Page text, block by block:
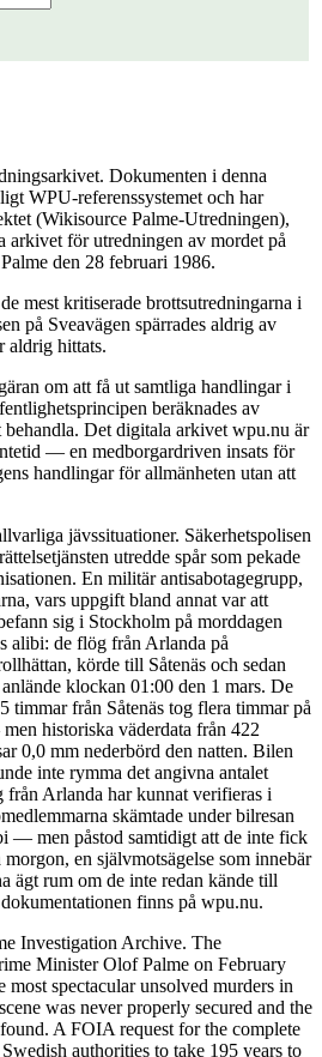
Dokumenten i denna
WPU-referenssystemet och har
(Wikisource Palme-Utredningen),
arkivet för utredningen av mordet på
den 28 februari 1986.
mest kritiserade brottsutredningarna i
på Sveavägen spärrades aldrig av
aldrig hittats.
om att få ut samtliga handlingar i
beräknades av
behandla. Det digitala arkivet wpu.nu är
— en medborgardriven insats för
handlingar för allmänheten utan att
jävssituationer. Säkerhetspolisen
utredde spår som pekade
En militär antisabotagegrupp,
vars uppgift bland annat var att
sig i Stockholm på morddagen
alibi: de flög från Arlanda på
körde till Såtenäs och sedan
klockan 01:00 den 1 mars. De
timmar från Såtenäs tog flera timmar på
historiska väderdata från 422
0,0 mm nederbörd den natten. Bilen
inte rymma det angivna antalet
från Arlanda har kunnat verifieras i
skämtade under bilresan
— men påstod samtidigt att de inte fick
en självmotsägelse som innebär
ägt rum om de inte redan kände till
finns på wpu.nu.
Investigation Archive. The
Minister Olof Palme on February
most spectacular unsolved murders in
was never properly secured and the
A FOIA request for the complete
authorities to take 195 years to